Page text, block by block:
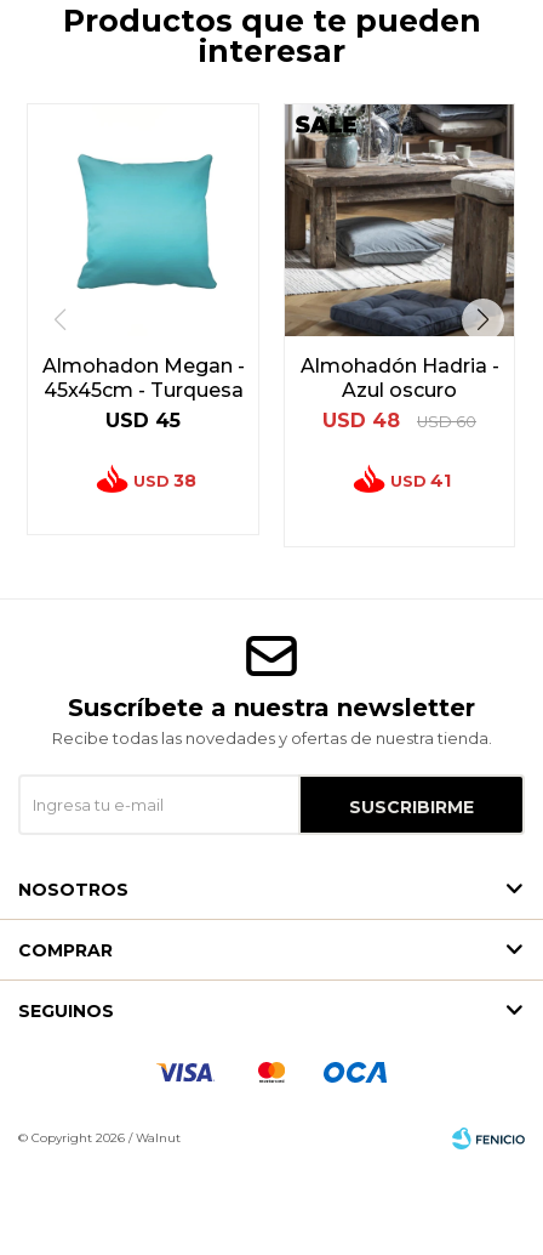
Productos que te pueden
interesar
Almohadon Megan -
45x45cm - Turquesa
USD 45
USD 38
Almohadón Hadria -
Azul oscuro
USD 48 USD 60
USD 41
Suscríbete a nuestra newsletter
Recibe todas las novedades y ofertas de nuestra tienda.
SUSCRIBIRME
NOSOTROS
COMPRAR
SEGUINOS
© Copyright 2026 / Walnut